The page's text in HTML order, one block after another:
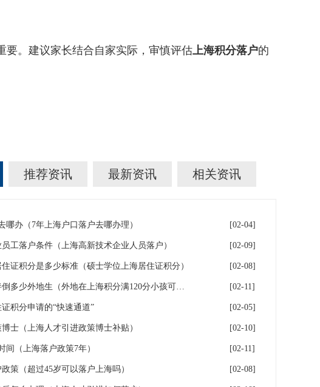
。建议家长结合自家实际，审慎评估上海积分落户的
推荐资讯 最新资讯 相关资讯
哪办（7年上海户口落户去哪办理） [02-04]
工落户条件（上海高新技术企业人员落户） [02-09]
证积分是多少标准（硕士学位上海居住证积分） [02-08]
落户上海：一分绊倒多少外地生（外地在上海积分满120分小孩可以考上海大学吗） [02-11]
积分申请的“快速通道” [02-05]
士（上海人才引进政策博士补贴） [02-10]
间（上海落户政策7年） [02-11]
策（超过45岁可以落户上海吗） [02-08]